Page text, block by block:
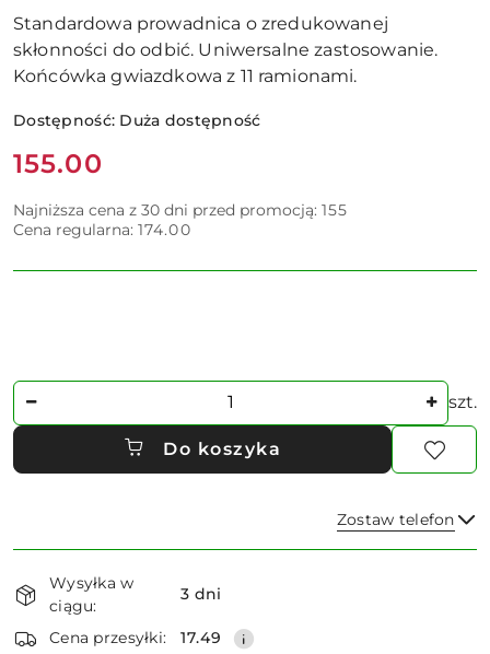
Standardowa prowadnica o zredukowanej
skłonności do odbić. Uniwersalne zastosowanie.
Końcówka gwiazdkowa z 11 ramionami.
Dostępność: Duża dostępność
Cena:
155.00
Najniższa cena z 30 dni przed promocją: 155
Cena regularna: 174.00
Ilość szt.
Do koszyka
Zostaw telefon
Dostępność
i
dostawa
Wysyłka w
ciągu:
3 dni
Cena przesyłki: 17.49